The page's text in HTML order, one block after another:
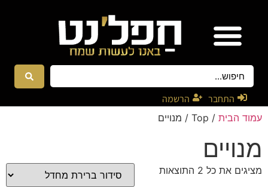
התחבר הרשמה
עמוד הבית / Top / מנויים
מנויים
מציגים את כל ⁦2⁩ התוצאות